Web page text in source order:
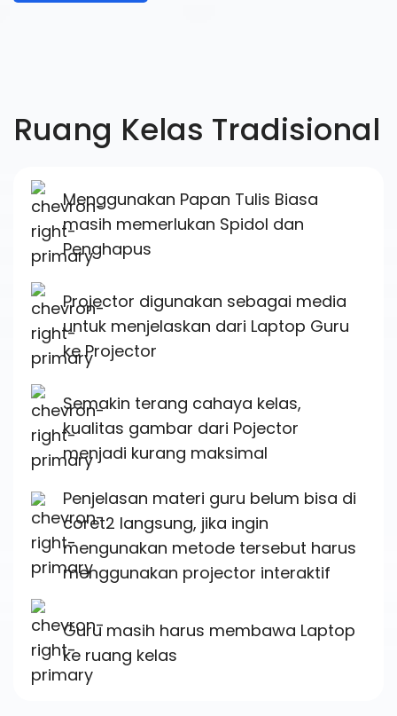
Ruang Kelas Tradisional
Menggunakan Papan Tulis Biasa
masih memerlukan Spidol dan
Penghapus
Projector digunakan sebagai media
untuk menjelaskan dari Laptop Guru
ke Projector
Semakin terang cahaya kelas,
kualitas gambar dari Pojector
menjadi kurang maksimal
Penjelasan materi guru belum bisa di
coret2 langsung, jika ingin
mengunakan metode tersebut harus
menggunakan projector interaktif
Guru masih harus membawa Laptop
ke ruang kelas